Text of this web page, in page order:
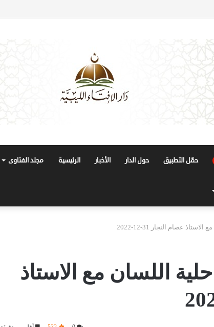
حمّل التطبيق حول الدار الأخبار الرئيسية مجلد الفتاوى
حلية اللسان مع الاستاذ